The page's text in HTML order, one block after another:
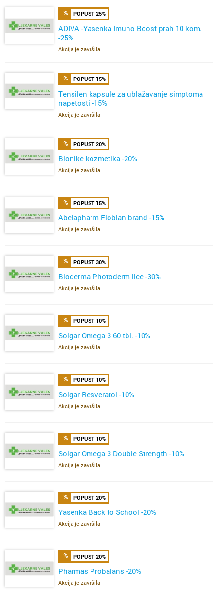
POPUST 25%
ADIVA -Yasenka Imuno Boost prah 10 kom.
-25%
Akcija je završila
POPUST 15%
Tensilen kapsule za ublažavanje simptoma
napetosti -15%
Akcija je završila
POPUST 20%
Bionike kozmetika -20%
Akcija je završila
POPUST 15%
Abelapharm Flobian brand -15%
Akcija je završila
POPUST 30%
Bioderma Photoderm lice -30%
Akcija je završila
POPUST 10%
Solgar Omega 3 60 tbl. -10%
Akcija je završila
POPUST 10%
Solgar Resveratol -10%
Akcija je završila
POPUST 10%
Solgar Omega 3 Double Strength -10%
Akcija je završila
POPUST 20%
Yasenka Back to School -20%
Akcija je završila
POPUST 20%
Pharmas Probalans -20%
Akcija je završila